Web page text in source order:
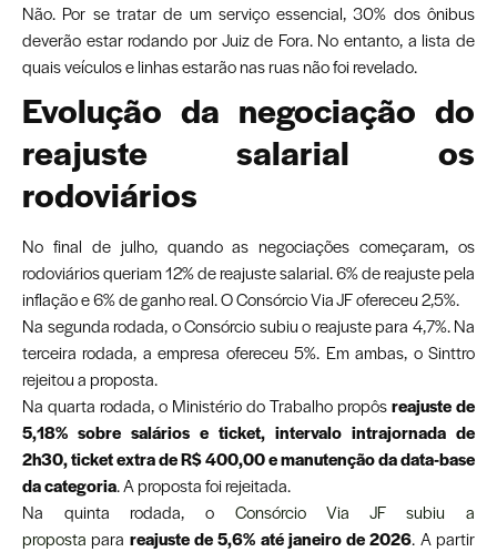
Não. Por se tratar de um serviço essencial, 30% dos ônibus
deverão estar rodando por Juiz de Fora. No entanto, a lista de
quais veículos e linhas estarão nas ruas não foi revelado.
Evolução da negociação do
reajuste salarial os
rodoviários
No final de julho, quando as negociações começaram, os
rodoviários queriam 12% de reajuste salarial. 6% de reajuste pela
inflação e 6% de ganho real. O Consórcio Via JF ofereceu 2,5%.
Na segunda rodada, o Consórcio subiu o reajuste para 4,7%. Na
terceira rodada, a empresa ofereceu 5%. Em ambas, o Sinttro
rejeitou a proposta.
Na quarta rodada, o Ministério do Trabalho propôsreajuste de
5,18% sobre salários e ticket, intervalo intrajornada de
2h30, ticket extra de R$ 400,00 e manutenção da data-base
da categoria. A proposta foi rejeitada.
Na quinta rodada, o Consórcio Via JF subiu a
proposta para reajuste de 5,6% até janeiro de 2026. A partir